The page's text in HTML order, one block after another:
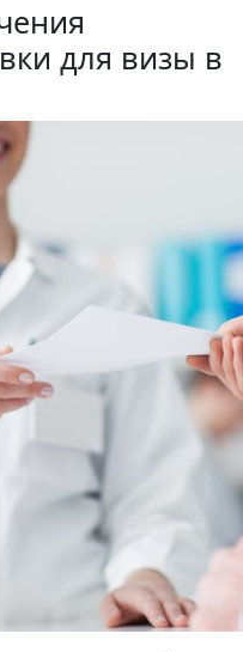
для визы в